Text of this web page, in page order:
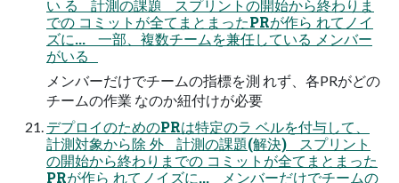
い る 計測の課題 スプリントの開始から終わりま
での コミットが全てまとまったPRが作ら れてノイ
ズに... 一部、複数チームを兼任している メンバー
がいる
メンバーだけでチームの指標を測 れず、各PRがどの
チームの作業 なのか紐付けが必要
デプロイのためのPRは特定のラ ベルを付与して、
計測対象から除 外 計測の課題(解決) スプリント
の開始から終わりまでの コミットが全てまとまった
PRが作ら れてノイズに... メンバーだけでチームの